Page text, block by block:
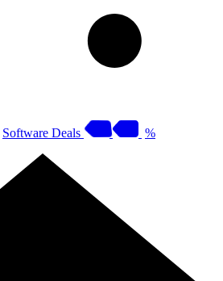
Software Deals %